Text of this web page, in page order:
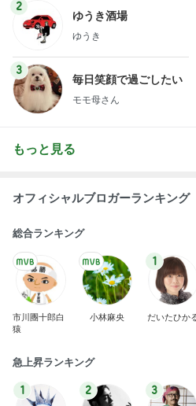
2
ゆうき酒場
ゆうき
3
毎日笑顔で過ごしたい
モモ母さん
もっと見る
オフィシャルブロガーランキング
総合ランキング
市川團十郎白
猿
小林麻央
1
だいたひか
急上昇ランキング
1 2 3